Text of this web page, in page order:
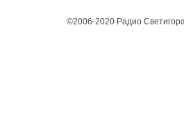
©2006-2020 Радио